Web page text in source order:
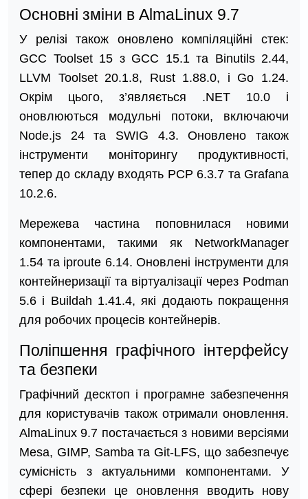
Основні зміни в AlmaLinux 9.7
У релізі також оновлено компіляційні стек:
GCC Toolset 15 з GCC 15.1 та Binutils 2.44,
LLVM Toolset 20.1.8, Rust 1.88.0, і Go 1.24.
Окрім цього, з’являється .NET 10.0 і
оновлюються модульні потоки, включаючи
Node.js 24 та SWIG 4.3. Оновлено також
інструменти моніторингу продуктивності,
тепер до складу входять PCP 6.3.7 та Grafana
10.2.6.
Мережева частина поповнилася новими
компонентами, такими як NetworkManager
1.54 та iproute 6.14. Оновлені інструменти для
контейнеризації та віртуалізації через Podman
5.6 і Buildah 1.41.4, які додають покращення
для робочих процесів контейнерів.
Поліпшення графічного інтерфейсу
та безпеки
Графічний десктоп і програмне забезпечення
для користувачів також отримали оновлення.
AlmaLinux 9.7 постачається з новими версіями
Mesa, GIMP, Samba та Git-LFS, що забезпечує
сумісність з актуальними компонентами. У
сфері безпеки це оновлення вводить нову